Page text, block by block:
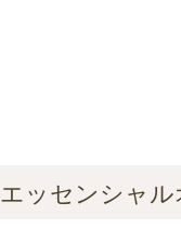
エッセンシャ